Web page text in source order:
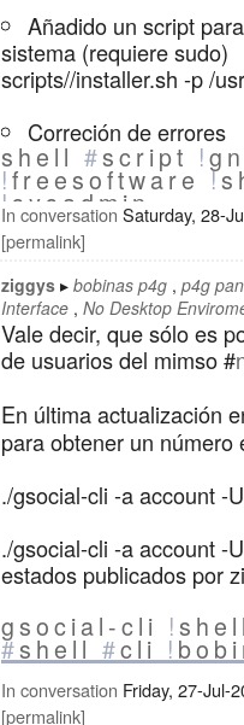
Añadido un script
sistema (requiere sudo)
scripts//installer.sh -p /
Correción de errores
shell #script !
!freesoftware !
! sysadmin
In conversation Saturday, 28-
permalink
ziggys bobinas p4g p4g
Interface No Desktop
Vale decir, que sólo es
de usuarios del mimso #
En última actualización
para obtener un número
./gsocial-cli -a account -
./gsocial-cli -a account -
estados publicados por
gsocial-cli !
#shell #cli !
In conversation Friday, 27-Jul-
permalink